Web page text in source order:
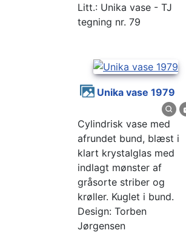
Litt.: Unika vase - TJ
tegning nr. 79
Unika vase 1979
Cylindrisk vase med
afrundet bund, blæst i
klart krystalglas med
indlagt mønster af
gråsorte striber og
krøller. Kuglet i bund.
Design: Torben
Jørgensen